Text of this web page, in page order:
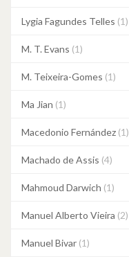
Lygia Fagundes Telles (1)
M. T. Evans (1)
M. Teixeira-Gomes (1)
Ma Jian (1)
Macedonio Fernández (1)
Machado de Assis (4)
Mahmoud Darwich (1)
Manuel Alberto Vieira (2)
Manuel Bivar (1)